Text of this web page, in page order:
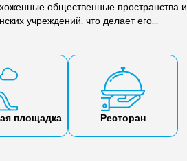
общественные пространства и
учреждений, что делает его
площадка Ресторан